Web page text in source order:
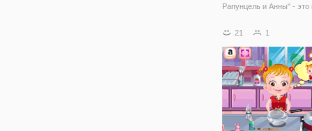
Рапунцель и Анны" - это
вы подберете образы
осень, а значит, пора
свой гардероб больше
уютных вещей и
21 1